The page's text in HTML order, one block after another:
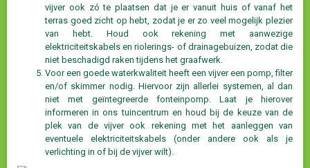
vijver ook zó te plaatsen dat je er vanuit huis of vanaf het
terras goed zicht op hebt, zodat je er zo veel mogelijk plezier
van hebt. Houd ook rekening met aanwezige
elektriciteitskabels en riolerings- of drainagebuizen, zodat die
niet beschadigd raken tijdens het graafwerk.
Voor een goede waterkwaliteit heeft een vijver een pomp, filter
en/of skimmer nodig. Hiervoor zijn allerlei systemen, al dan
niet met geïntegreerde fonteinpomp. Laat je hierover
informeren in ons tuincentrum en houd bij de keuze van de
plek van de vijver ook rekening met het aanleggen van
eventuele elektriciteitskabels (onder andere ook als je
verlichting in of bij de vijver wilt).